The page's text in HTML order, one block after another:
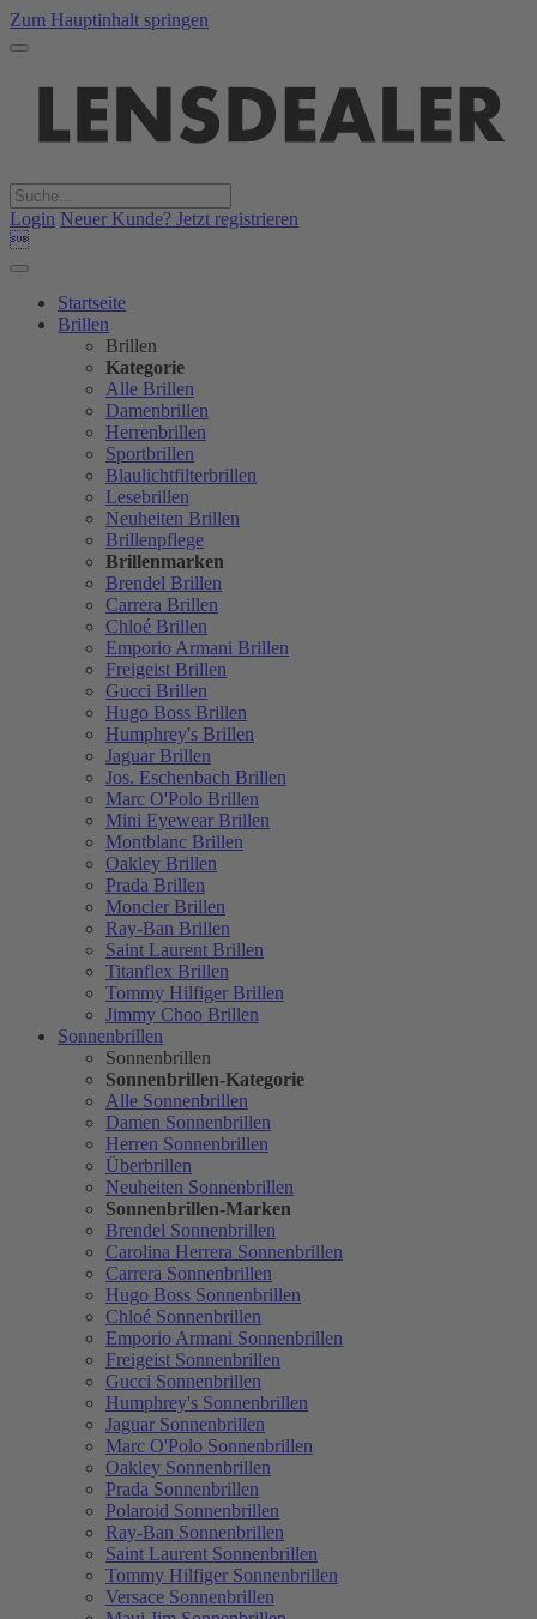
Zum Hauptinhalt springen
Login Neuer Kunde? Jetzt registrieren

Startseite
Brillen
Brillen
Kategorie
Alle Brillen
Damenbrillen
Herrenbrillen
Sportbrillen
Blaulichtfilterbrillen
Lesebrillen
Neuheiten Brillen
Brillenpflege
Brillenmarken
Brendel Brillen
Carrera Brillen
Chloé Brillen
Emporio Armani Brillen
Freigeist Brillen
Gucci Brillen
Hugo Boss Brillen
Humphrey's Brillen
Jaguar Brillen
Jos. Eschenbach Brillen
Marc O'Polo Brillen
Mini Eyewear Brillen
Montblanc Brillen
Oakley Brillen
Prada Brillen
Moncler Brillen
Ray-Ban Brillen
Saint Laurent Brillen
Titanflex Brillen
Tommy Hilfiger Brillen
Jimmy Choo Brillen
Sonnenbrillen
Sonnenbrillen
Sonnenbrillen-Kategorie
Alle Sonnenbrillen
Damen Sonnenbrillen
Herren Sonnenbrillen
Überbrillen
Neuheiten Sonnenbrillen
Sonnenbrillen-Marken
Brendel Sonnenbrillen
Carolina Herrera Sonnenbrillen
Carrera Sonnenbrillen
Hugo Boss Sonnenbrillen
Chloé Sonnenbrillen
Emporio Armani Sonnenbrillen
Freigeist Sonnenbrillen
Gucci Sonnenbrillen
Humphrey's Sonnenbrillen
Jaguar Sonnenbrillen
Marc O'Polo Sonnenbrillen
Oakley Sonnenbrillen
Prada Sonnenbrillen
Polaroid Sonnenbrillen
Ray-Ban Sonnenbrillen
Saint Laurent Sonnenbrillen
Tommy Hilfiger Sonnenbrillen
Versace Sonnenbrillen